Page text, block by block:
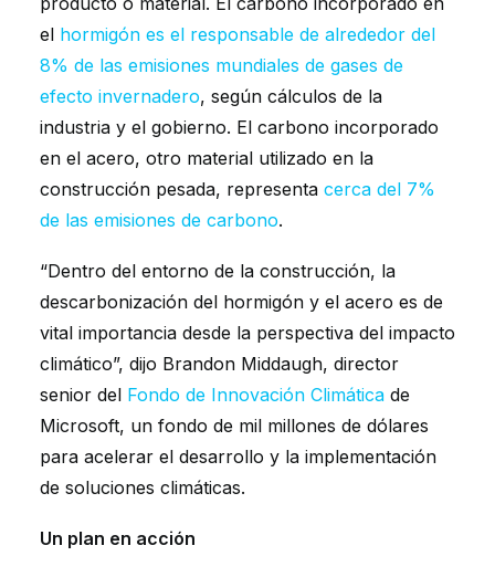
el hormigón es el responsable de alrededor del
8% de las emisiones mundiales de gases de
efecto invernadero, según cálculos de la
industria y el gobierno. El carbono incorporado
en el acero, otro material utilizado en la
construcción pesada, representa cerca del 7%
de las emisiones de carbono.
“Dentro del entorno de la construcción, la
descarbonización del hormigón y el acero es de
vital importancia desde la perspectiva del impacto
climático”, dijo Brandon Middaugh, director
senior del Fondo de Innovación Climática de
Microsoft, un fondo de mil millones de dólares
para acelerar el desarrollo y la implementación
de soluciones climáticas.
Un plan en acción